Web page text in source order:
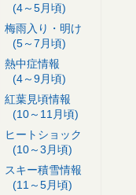
(4～5月頃)
梅雨入り・明け
(5～7月頃)
熱中症情報
(4～9月頃)
紅葉見頃情報
(10～11月頃)
ヒートショック
(10～3月頃)
スキー積雪情報
(11～5月頃)